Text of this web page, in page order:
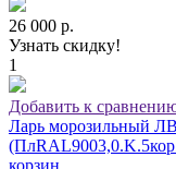
26 000 р.
Узнать скидку!
1
Добавить к
Ларь морозильный
корзин